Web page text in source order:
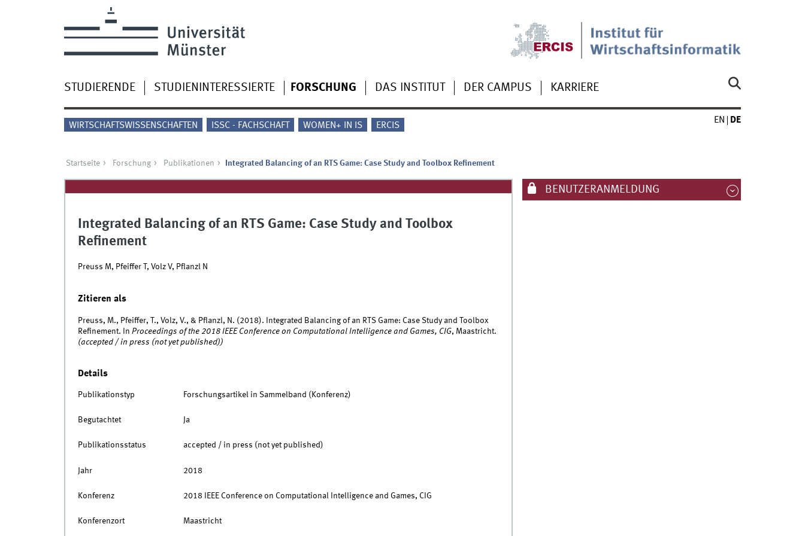
STUDIERENDE STUDIENINTERESSIERTE FORSCHUNG DAS INSTITUT DER CAMPUS KARRIERE
WIRTSCHAFTSWISSENSCHAFTEN ISSC - FACHSCHAFT WOMEN+ IN IS ERCIS
EN DE
Startseite Forschung Publikationen Integrated Balancing of an RTS Game: Case Study and Toolbox Refinement
Integrated Balancing of an RTS Game: Case Study and Toolbox
Refinement
Preuss M, Pfeiffer T, Volz V, Pflanzl N
Zitieren als
Preuss, M., Pfeiffer, T., Volz, V., & Pflanzl, N. (2018). Integrated Balancing of an RTS Game: Case Study and Toolbox
Refinement. In Proceedings of the 2018 IEEE Conference on Computational Intelligence and Games, CIG, Maastricht.
(accepted / in press (not yet published))
Details
Publikationstyp Forschungsartikel in Sammelband (Konferenz)
Begutachtet Ja
Publikationsstatus accepted / in press (not yet published)
Jahr 2018
Konferenz 2018 IEEE Conference on Computational Intelligence and Games, CIG
Konferenzort Maastricht
BENUTZERANMELDUNG